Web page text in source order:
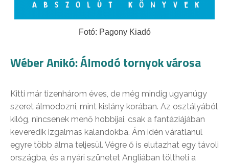
Fotó: Pagony Kiadó
Wéber Anikó: Álmodó tornyok városa
Kitti már tizenhárom éves, de még mindig ugyanúgy
szeret álmodozni, mint kislány korában. Az osztályából
kilóg, nincsenek menő hobbijai, csak a fantáziájában
keveredik izgalmas kalandokba. Ám idén váratlanul
egyre több álma teljesül. Végre ő is elutazhat egy távoli
országba, és a nyári szünetet Angliában töltheti a